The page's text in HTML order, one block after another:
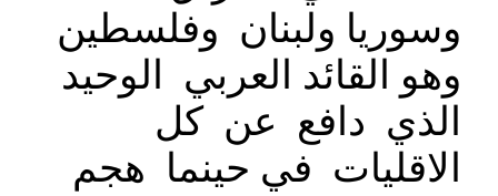
وسوريا ولبنان وفلسطين
وهو القائد العربي الوحيد
الذي دافع عن كل
الاقليات في حينما هجم